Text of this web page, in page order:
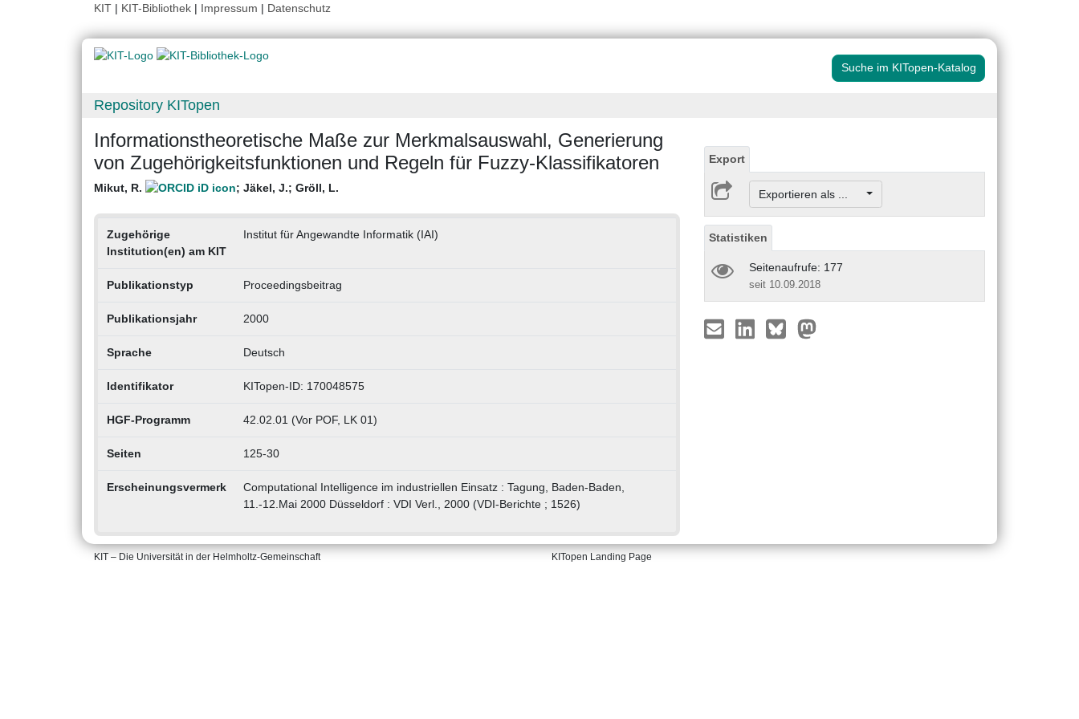
KIT | KIT-Bibliothek | Impressum | Datenschutz
Suche im KITopen-Katalog
Repository KITopen
Informationstheoretische Maße zur Merkmalsauswahl, Generierung
von Zugehörigkeitsfunktionen und Regeln für Fuzzy-Klassifikatoren
Mikut, R. ; Jäkel, J.; Gröll, L.
Zugehörige
Institution(en) am KIT
Institut für Angewandte Informatik (IAI)
Publikationstyp Proceedingsbeitrag
Publikationsjahr 2000
Sprache Deutsch
Identifikator KITopen-ID: 170048575
HGF-Programm 42.02.01 (Vor POF, LK 01)
Seiten 125-30
Erscheinungsvermerk
Computational Intelligence im industriellen Einsatz : Tagung, Baden-Baden,
11.-12.Mai 2000 Düsseldorf : VDI Verl., 2000 (VDI-Berichte ; 1526)
Export
Exportieren als ...
Statistiken
Seitenaufrufe: 177
seit 10.09.2018
KIT – Die Universität in der Helmholtz-Gemeinschaft KITopen Landing Page